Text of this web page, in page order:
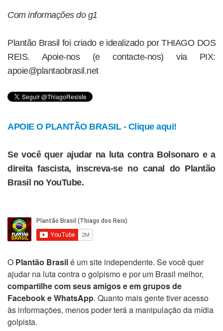
Com informações do g1
Plantão Brasil foi criado e idealizado por THIAGO DOS
REIS. Apoie-nos (e contacte-nos) via PIX:
apoie@plantaobrasil.net
APOIE O PLANTÃO BRASIL - Clique aqui!
Se você quer ajudar na luta contra Bolsonaro e a
direita fascista, inscreva-se no canal do Plantão
Brasil no YouTube.
O Plantão Brasilé um site independente. Se você quer
ajudar na luta contra o golpismo e por um Brasil melhor,
compartilhe com seus amigos e em grupos de
Facebook e WhatsApp. Quanto mais gente tiver acesso
às informações, menos poder terá a manipulação da mídia
golpista.